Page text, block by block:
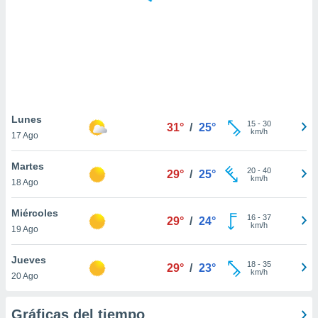
similares
como
sitio
de
traten tus
en
interés
su
Lunes
17 Ago
31° / 25° 15- 30
km/h
Martes
18 Ago
29° / 25° 20- 40
km/h
Miércoles
19 Ago
29° / 24° 16- 37
km/h
Jueves
20 Ago
29° / 23° 18- 35
km/h
Gráficas del tiempo